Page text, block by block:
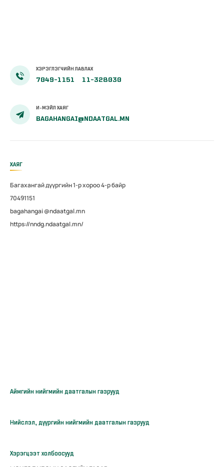
ХЭРЭГЛЭГЧИЙН ЛАВЛАХ
7049-1151 11-328030
И-МЭЙЛ ХАЯГ
BAGAHANGAI@NDAATGAL.MN
ХАЯГ
Багахангай дүүргийн 1-р хороо 4-р байр
70491151
bagahangai @ndaatgal.mn
https://nndg.ndaatgal.mn/
Аймгийн нийгмийн даатгалын газрууд
Нийслэл, дүүргийн нийгмийн даатгалын газрууд
Хэрэгцээт холбоосууд